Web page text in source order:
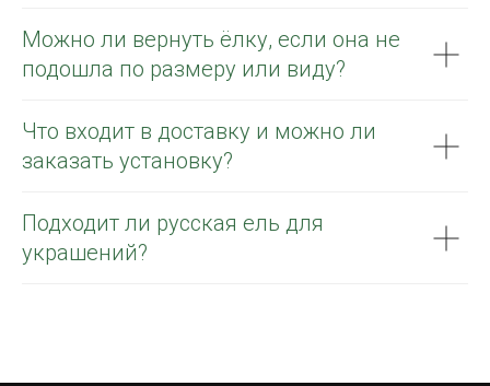
Можно ли вернуть ёлку, если она не
подошла по размеру или виду?
Что входит в доставку и можно ли
заказать установку?
Подходит ли русская ель для
украшений?